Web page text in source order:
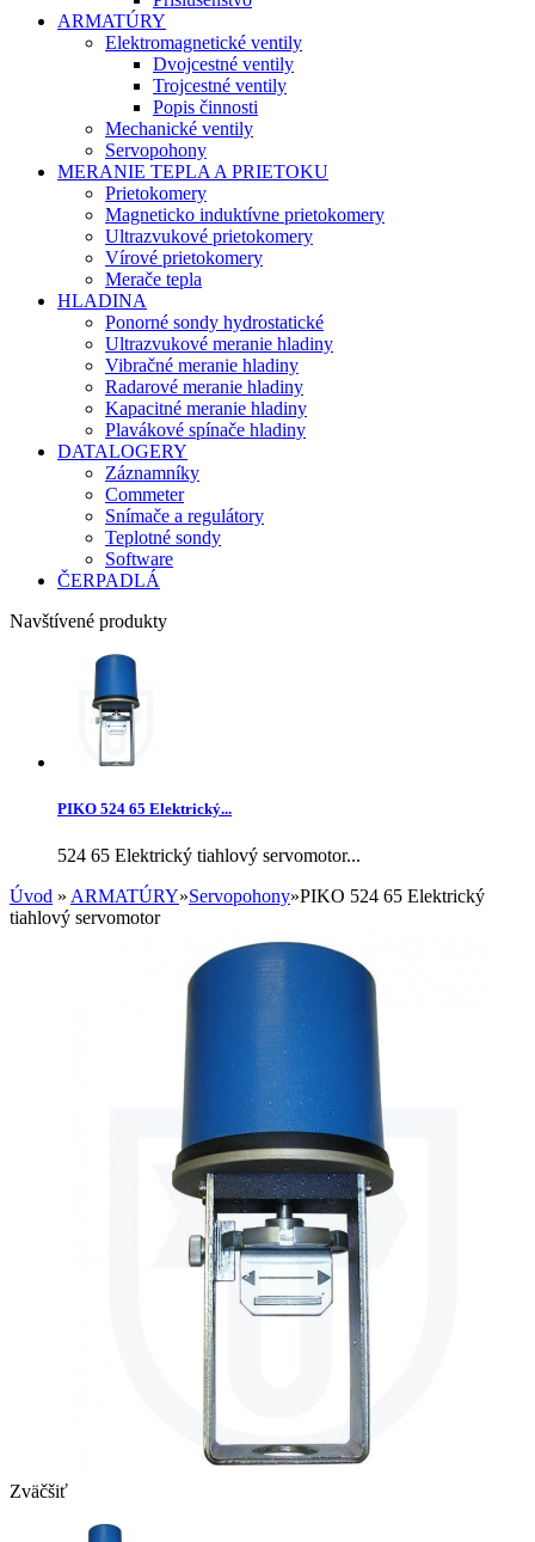
ARMATÚRY
Elektromagnetické ventily
Dvojcestné ventily
Trojcestné ventily
Popis činnosti
Mechanické ventily
Servopohony
MERANIE TEPLA A PRIETOKU
Prietokomery
Magneticko induktívne prietokomery
Ultrazvukové prietokomery
Vírové prietokomery
Merače tepla
HLADINA
Ponorné sondy hydrostatické
Ultrazvukové meranie hladiny
Vibračné meranie hladiny
Radarové meranie hladiny
Kapacitné meranie hladiny
Plavákové spínače hladiny
DATALOGERY
Záznamníky
Commeter
Snímače a regulátory
Teplotné sondy
Software
ČERPADLÁ
Navštívené produkty
PIKO 524 65 Elektrický...
524 65 Elektrický tiahlový servomotor...
Úvod » ARMATÚRY»Servopohony»PIKO 524 65 Elektrický
tiahlový servomotor
Zväčšiť